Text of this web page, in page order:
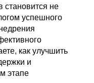
становится не
успешного
как улучшить
и
этапе